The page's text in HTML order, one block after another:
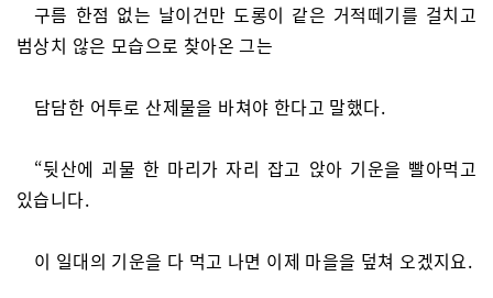
구름 한점 없는 날이건만 도롱이 같은 거적떼기를 걸치고
범상치 않은 모습으로 찾아온 그는
담담한 어투로 산제물을 바쳐야 한다고 말했다.
“뒷산에 괴물 한 마리가 자리 잡고 앉아 기운을 빨아먹고
있습니다.
이 일대의 기운을 다 먹고 나면 이제 마을을 덮쳐 오겠지요.